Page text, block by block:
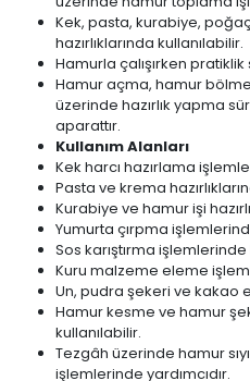
Kek, pasta, kurabiye,
hazırlıklarında kullanılabilir.
Hamurla çalışırken pratiklik
Hamur açma, hamur
üzerinde hazırlık yapma
aparattır.
Kullanım Alanları
Kek harcı hazırlama
Pasta ve krema
Kurabiye ve hamur işi
Yumurta çırpma
Sos karıştırma işlemlerinde
Kuru malzeme eleme
Un, pudra şekeri ve kakao
Hamur kesme ve hamur
kullanılabilir.
Tezgâh üzerinde hamur
işlemlerinde yardımcıdır.